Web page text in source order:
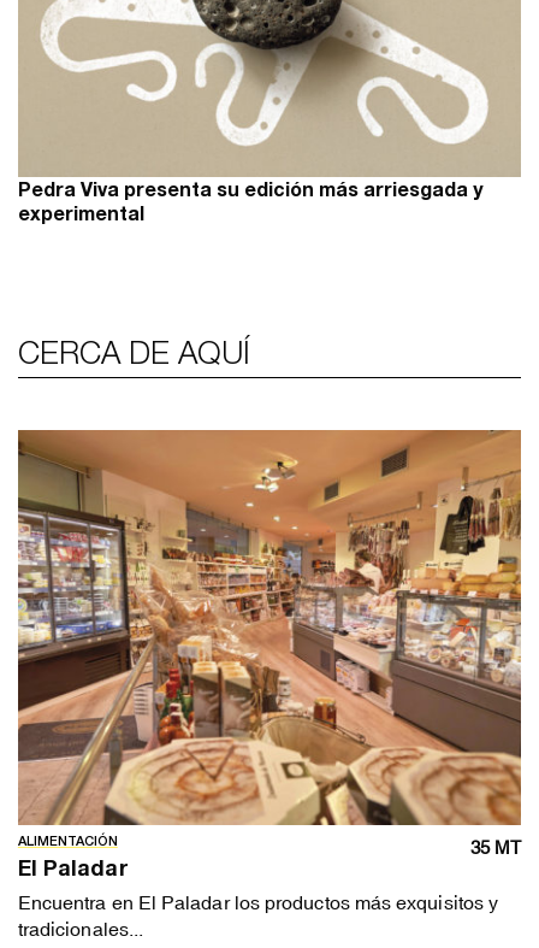
Pedra Viva presenta su edición más arriesgada y
experimental
CERCA DE AQUÍ
ALIMENTACIÓN 35 MT
El Paladar
Encuentra en El Paladar los productos más exquisitos y
tradicionales...